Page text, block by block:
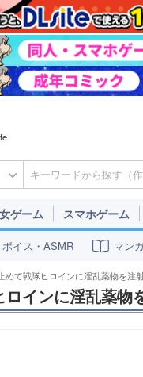
ゲーム スマホゲーム
ボイス・ASMR マン
めて戦隊ヒロインに淫乱薬物を注
インに淫乱薬物